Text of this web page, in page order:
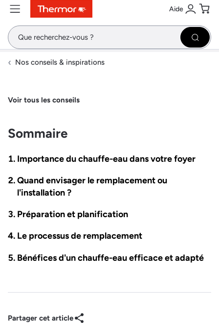
ContenuMenuRecherche Aide
Se
Nos conseils & inspirations
Voir tous les conseils
Sommaire
Importance du chauffe-eau dans votre foyer
Quand envisager le remplacement ou
l'installation ?
Préparation et planification
Le processus de remplacement
Bénéfices d'un chauffe-eau efficace et adapté
Partager cet article